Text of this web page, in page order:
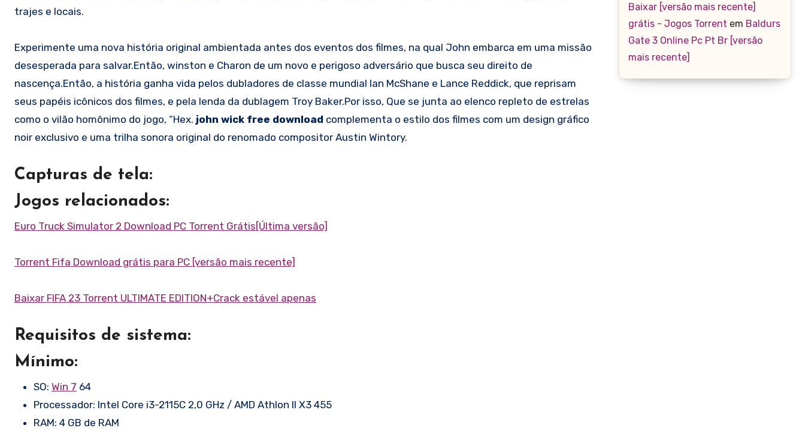
trajes e locais.
Experimente uma nova história original ambientada antes dos eventos dos filmes, na qual John embarca em uma missão
desesperada para salvar.Então, winston e Charon de um novo e perigoso adversário que busca seu direito de
nascença.Então, a história ganha vida pelos dubladores de classe mundial Ian McShane e Lance Reddick, que reprisam
seus papéis icônicos dos filmes, e pela lenda da dublagem Troy Baker.Por isso, Que se junta ao elenco repleto de estrelas
como o vilão homônimo do jogo, “Hex. john wick free download complementa o estilo dos filmes com um design gráfico
noir exclusivo e uma trilha sonora original do renomado compositor Austin Wintory.
Capturas de tela:
Jogos relacionados:
Euro Truck Simulator 2 Download PC Torrent Grátis[Última versão]
Torrent Fifa Download grátis para PC [versão mais recente]
Baixar FIFA 23 Torrent ULTIMATE EDITION+Crack estável apenas
Requisitos de sistema:
Mínimo:
SO: Win 7 64
Processador: Intel Core i3-2115C 2,0 GHz / AMD Athlon II X3 455
RAM: 4 GB de RAM
Baixar [versão mais recente]
grátis - Jogos Torrent em Baldurs
Gate 3 Online Pc Pt Br [versão
mais recente]